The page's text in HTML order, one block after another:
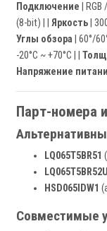
Подключение |
(8-bit) | | Яркость |
Углы обзора | 60°/
-20°C ~ +70°C | |
Напряжение
Парт-номера
LQ065T5BR51
LQ065T5BR52U
HSD065IDW1
Совместимые